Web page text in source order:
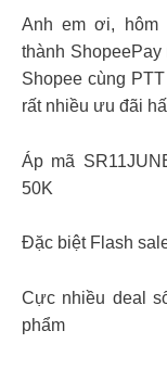
Anh em ơi, hôm
thành
Shopee cùng
rất nhiều ưu đãi
Áp mã
50K
Đặc biệt Flash
Cực nhiều deal
phẩm